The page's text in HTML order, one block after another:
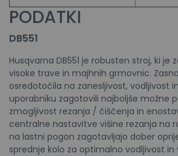
PODATKI
DB551
Husqvarna DB551 je robusten stroj, ki je
visoke trave in majhnih grmovnic.
osredotočila na zanesljivost, vodljivost
uporabniku zagotovili najboljše možne
zmogljivost rezanja / čiščenja in
centralne nastavitve višine rezanja na
na lastni pogon zagotavljajo dober
sprednje kolo za optimalno vodljivost in